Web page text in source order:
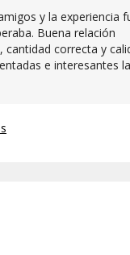
y la experiencia
Buena relación
cantidad correcta y
e interesantes